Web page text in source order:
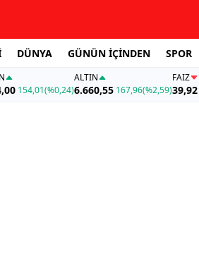
DÜNYA GÜNÜN İÇİNDEN SPOR
154,01(%0,24)
ALTIN
6.660,55 167,96(%2,59)
FAİZ
39,92